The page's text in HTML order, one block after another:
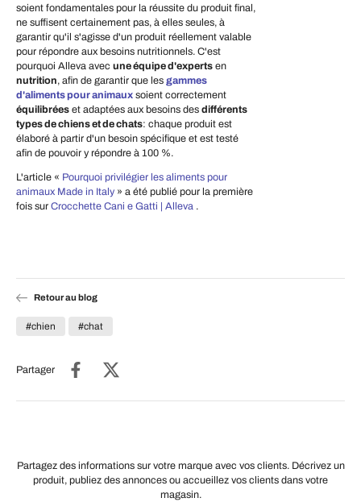
soient fondamentales pour la réussite du produit final,
ne suffisent certainement pas, à elles seules, à
garantir qu'il s'agisse d'un produit réellement valable
pour répondre aux besoins nutritionnels. C'est
pourquoi Alleva avec une équipe d'experts en
nutrition, afin de garantir que les gammes
d'aliments pour animaux soient correctement
équilibrées et adaptées aux besoins des différents
types de chiens et de chats: chaque produit est
élaboré à partir d'un besoin spécifique et est testé
afin de pouvoir y répondre à 100 %.
L'article « Pourquoi privilégier les aliments pour
animaux Made in Italy » a été publié pour la première
fois sur Crocchette Cani e Gatti | Alleva .
Retour au blog
#chien #chat
Partager
Partagez des informations sur votre marque avec vos clients. Décrivez un
produit, publiez des annonces ou accueillez vos clients dans votre
magasin.